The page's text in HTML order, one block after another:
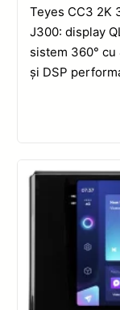
Teyes CC3 2K
J300: display
sistem 360° cu
și DSP